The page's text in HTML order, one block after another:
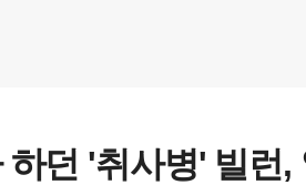
하던 '취사병' 빌